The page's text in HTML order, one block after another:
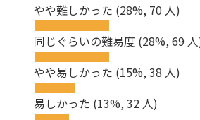
やや難しかった (28%, 70 人)
同じぐらいの難易度 (28%, 69
やや易しかった (15%, 38 人)
易しかった (13%, 32 人)